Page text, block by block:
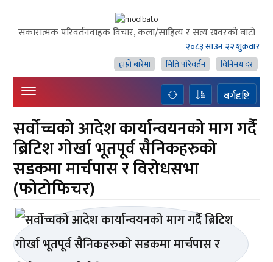
सकारात्मक परिवर्तनवाहक विचार, कला/साहित्य र सत्य खवरको बाटाे
२०८३ साउन २२ शुक्रवार
हाम्राे बारेमा
मिति परिवर्तन विनिमय दर
वर्गदृष्टि
सर्वोच्चको आदेश कार्यान्वयनको माग गर्दै
ब्रिटिश गोर्खा भूतपूर्व सैनिकहरुको
सडकमा मार्चपास र विरोधसभा
(फोटोफिचर)